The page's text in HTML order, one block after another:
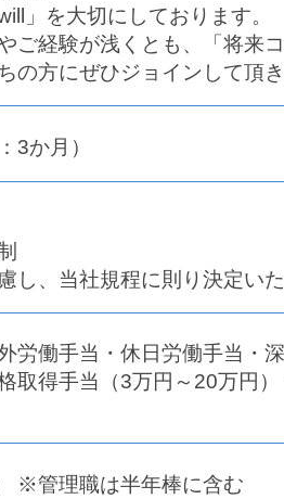
」を大切にしております。
ご経験が浅くとも、「将来
の方にぜひジョインして頂
3か月）
し、当社規程に則り決定いた
労働手当・休日労働手当
格取得手当（3万円～20万
※管理職は半年棒に含む